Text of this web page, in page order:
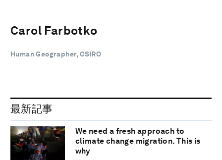
Carol Farbotko
Human Geographer, CSIRO
最新記事
We need a fresh approach to
climate change migration. This is
why